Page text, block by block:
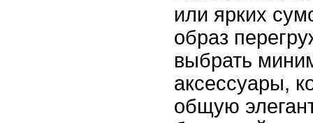
или ярких
образ
выбрать
аксессуары,
общую